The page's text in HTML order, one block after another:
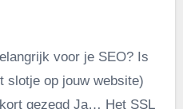
voor je SEO? Is
slotje op jouw website)
gezegd Ja… Het SSL